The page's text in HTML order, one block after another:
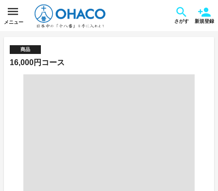
メニュー さがす 新規登録
商品
16,000円コース